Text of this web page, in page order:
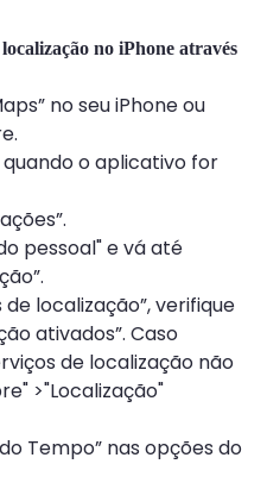
no iPhone através
no seu iPhone ou
o aplicativo for
pessoal" e vá até
de localização”, verifique
ativados”. Caso
de localização não
>"Localização"
Tempo” nas opções do